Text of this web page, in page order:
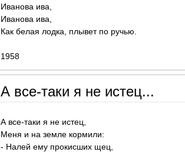
Иванова ива,
Иванова ива,
Как белая лодка, плывет по ручью.
1958
А все-таки я не истец...
А все-таки я не истец,
Меня и на земле кормили:
- Налей ему прокисших щец,